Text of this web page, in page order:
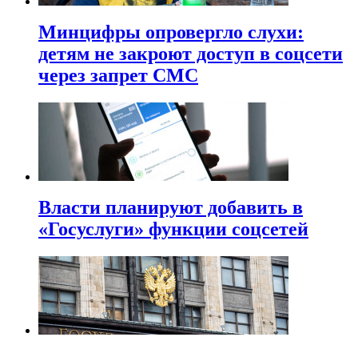
Минцифры опровергло слухи:
детям не закроют доступ в соцсети
через запрет СМС
Власти планируют добавить в
«Госуслуги» функции соцсетей